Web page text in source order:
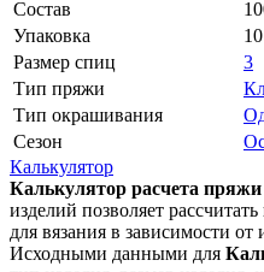
Состав
Упаковка
Размер спиц
3
Тип пряжи
Тип окрашивания
Сезон
Калькулятор
Калькулятор расчета пряжи
изделий позволяет
для вязания в зависимости
Исходными данными для